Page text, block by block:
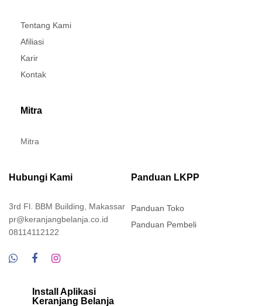
Tentang Kami
Afiliasi
Karir
Kontak
Mitra
Mitra
Hubungi Kami
3rd Fl. BBM Building, Makassar
pr@keranjangbelanja.co.id
08114112122
Panduan LKPP
Panduan Toko
Panduan Pembeli
Install Aplikasi
Keranjang Belanja